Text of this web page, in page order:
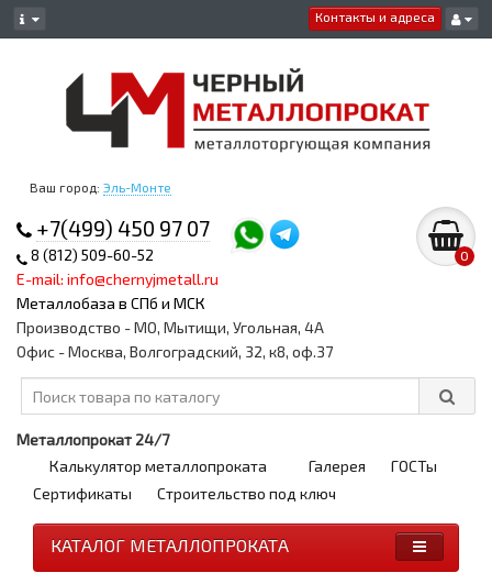
Контакты и адреса
Ваш город: Эль-Монте
+7(499) 450 97 07
8 (812) 509-60-52
E-mail: info@chernyjmetall.ru
Металлобаза в СПб и МСК
0
Производство - МО, Мытищи, Угольная, 4А
Офис - Москва, Волгоградский, 32, к8, оф.37
Металлопрокат 24/7
Калькулятор металлопроката
Галерея
ГОСТы
Сертификаты
Строительство под ключ
КАТАЛОГ МЕТАЛЛОПРОКАТА